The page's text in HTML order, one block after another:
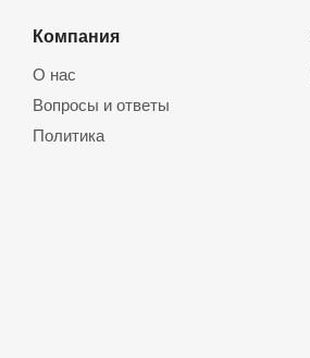
Компания
О нас
Вопросы и ответы
Политика